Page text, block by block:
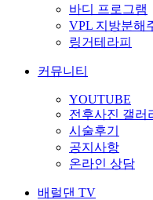
바디 프로그램
VPL 지방분해
링거테라피
커뮤니티
YOUTUBE
전후사진 갤러
시술후기
공지사항
온라인 상담
배럴댄 TV